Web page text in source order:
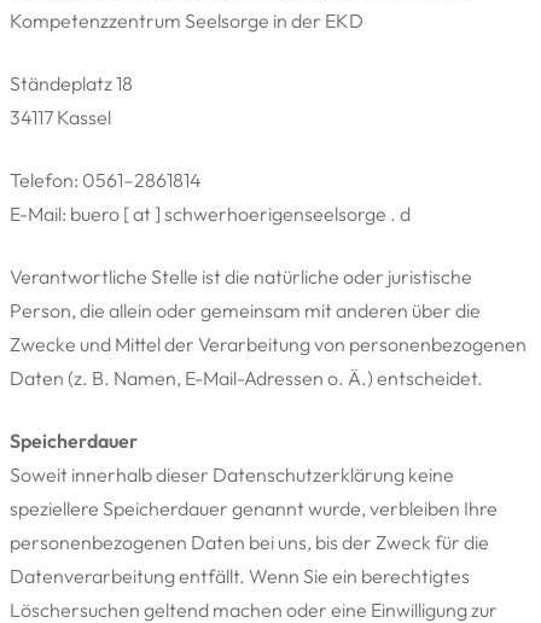
Kompetenzzentrum Seelsorge in der EKD
Ständeplatz 18
34117 Kassel
Telefon: 0561–2861814
E-Mail: buero [ at ] schwerhoerigenseelsorge . d
Verantwortliche Stelle ist die natürliche oder juristische
Person, die allein oder gemeinsam mit anderen über die
Zwecke und Mittel der Verarbeitung von personenbezogenen
Daten (z. B. Namen, E-Mail-Adressen o. Ä.) entscheidet.
Speicherdauer
Soweit innerhalb dieser Datenschutzerklärung keine
speziellere Speicherdauer genannt wurde, verbleiben Ihre
personenbezogenen Daten bei uns, bis der Zweck für die
Datenverarbeitung entfällt. Wenn Sie ein berechtigtes
Löschersuchen geltend machen oder eine Einwilligung zur